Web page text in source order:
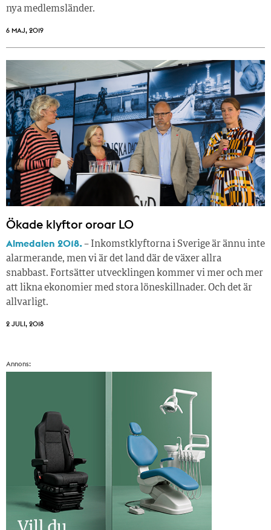
nya medlemsländer.
6 MAJ, 2019
Ökade klyftor oroar LO
Almedalen 2018.– Inkomstklyftorna i Sverige är ännu inte
alarmerande, men vi är det land där de växer allra
snabbast. Fortsätter utvecklingen kommer vi mer och mer
att likna ekonomier med stora löneskillnader. Och det är
allvarligt.
2 JULI, 2018
Annons: